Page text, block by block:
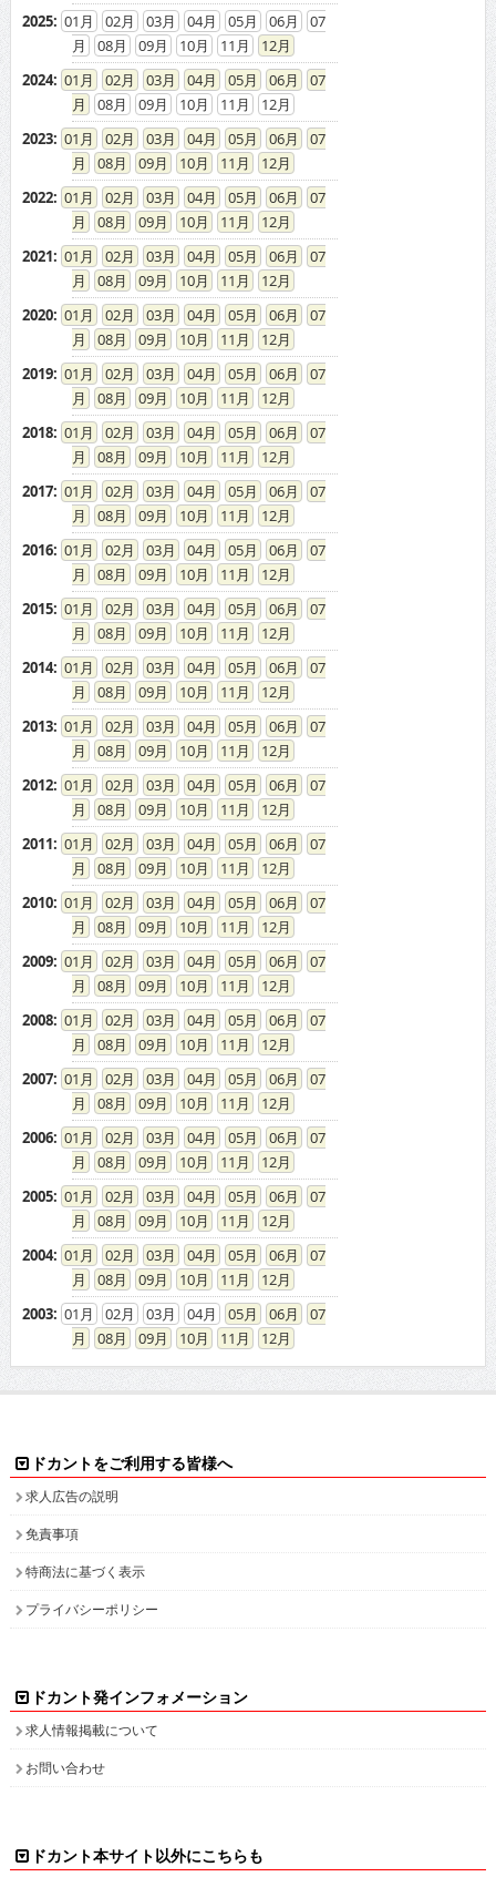
2025: 01 02 03 04 05 06
07
08
09 10 11
12
2024: 01 02 03 04 05 06
07
08
09 10 11
12
2023: 01 02 03 04 05 06
07
08
09 10 11
12
2022: 01 02 03 04 05 06
07
08
09 10 11
12
2021: 01 02 03 04 05 06
07
08
09 10 11
12
2020: 01 02 03 04 05 06
07
08
09 10 11
12
2019: 01 02 03 04 05 06
07
08
09 10 11
12
2018: 01 02 03 04 05 06
07
08
09 10 11
12
2017: 01 02 03 04 05 06
07
08
09 10 11
12
2016: 01 02 03 04 05 06
07
08
09 10 11
12
2015: 01 02 03 04 05 06
07
08
09 10 11
12
2014: 01 02 03 04 05 06
07
08
09 10 11
12
2013: 01 02 03 04 05 06
07
08
09 10 11
12
2012: 01 02 03 04 05 06
07
08
09 10 11
12
2011: 01 02 03 04 05 06
07
08
09 10 11
12
2010: 01 02 03 04 05 06
07
08
09 10 11
12
2009: 01 02 03 04 05 06
07
08
09 10 11
12
2008: 01 02 03 04 05 06
07
08
09 10 11
12
2007: 01 02 03 04 05 06
07
08
09 10 11
12
2006: 01 02 03 04 05 06
07
08
09 10 11
12
2005: 01 02 03 04 05 06
07
08
09 10 11
12
2004: 01 02 03 04 05 06
07
08
09 10 11
12
2003: 01 02 03 04 05 06
07
08
09 10 11 12
ドカントをご利用する皆様へ
求人広告の説明
免責事項
特商法に基づく表示
プライバシーポリシー
ドカント発インフォメーション
求人情報掲載について
お問い合わせ
ドカント本サイト以外にこちらも